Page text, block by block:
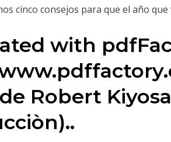
cinco consejos para que el año
with
Robert